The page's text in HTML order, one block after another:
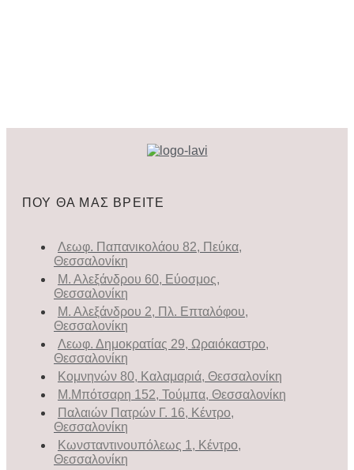
ΠΟΥ ΘΑ ΜΑΣ ΒΡΕΙΤΕ
Λεωφ. Παπανικολάου 82, Πεύκα,
Θεσσαλονίκη
Μ. Αλεξάνδρου 60, Εύοσμος,
Θεσσαλονίκη
Μ. Αλεξάνδρου 2, Πλ. Επταλόφου,
Θεσσαλονίκη
Λεωφ. Δημοκρατίας 29, Ωραιόκαστρο,
Θεσσαλονίκη
Κομνηνών 80, Καλαμαριά, Θεσσαλονίκη
Μ.Μπότσαρη 152, Τούμπα, Θεσσαλονίκη
Παλαιών Πατρών Γ. 16, Κέντρο,
Θεσσαλονίκη
Κωνσταντινουπόλεως 1, Κέντρο,
Θεσσαλονίκη